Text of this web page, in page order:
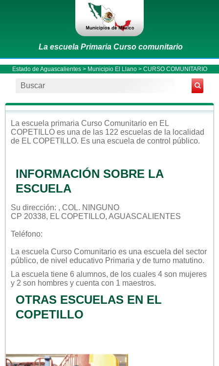
La escuela Primaria Curso comunitario
Estado de Aguascalientes> Municipio El Llano> CURSO COMUNITARIO
La escuela primaria Curso Comunitario en EL
COPETILLO es una de las 122 escuelas de la localidad
de EL COPETILLO. Es una escuela de control público.
INFORMACIÓN SOBRE LA
ESCUELA
Su dirección: , COL. NINGUNO
CP 20338, EL COPETILLO, AGUASCALIENTES
Teléfono:
La escuela Curso Comunitario es una escuela del sector
público, de nivel educativo Primaria y de turno matutino.
La escuela tiene 6 alumnos, de los cuales 4 son mujeres
y 2 son hombres y cuenta con 1 maestros.
OTRAS ESCUELAS EN EL
COPETILLO